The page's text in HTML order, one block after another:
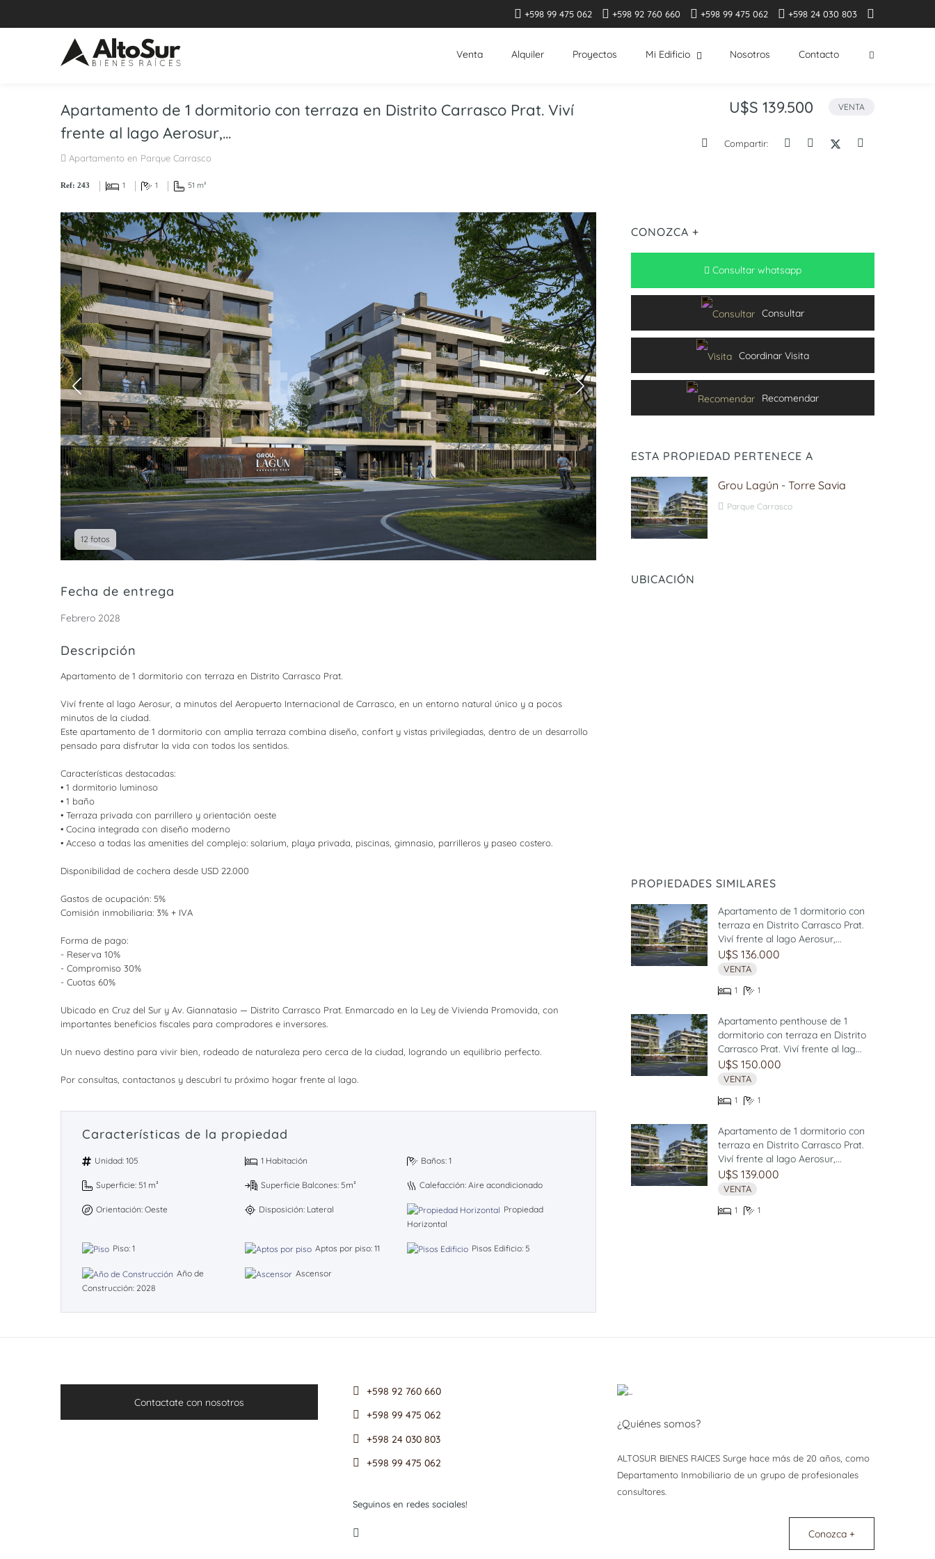
+598 99 475 062 +598 92 760 660 +598 99 475 062 +598 24 030 803
Venta Alquiler Proyectos Mi Edificio Nosotros Contacto
Apartamento de 1 dormitorio con terraza en Distrito Carrasco Prat. Viví
frente al lago Aerosur,...
Apartamento en Parque Carrasco
Ref: 243 1 1 51 m²
U$S 139.500 VENTA
Compartir:
12 fotos
Fecha de entrega
Febrero 2028
Descripción
Apartamento de 1 dormitorio con terraza en Distrito Carrasco Prat.
Viví frente al lago Aerosur, a minutos del Aeropuerto Internacional de Carrasco, en un entorno natural único y a pocos
minutos de la ciudad.
Este apartamento de 1 dormitorio con amplia terraza combina diseño, confort y vistas privilegiadas, dentro de un desarrollo
pensado para disfrutar la vida con todos los sentidos.
Características destacadas:
• 1 dormitorio luminoso
• 1 baño
• Terraza privada con parrillero y orientación oeste
• Cocina integrada con diseño moderno
• Acceso a todas las amenities del complejo: solarium, playa privada, piscinas, gimnasio, parrilleros y paseo costero.
Disponibilidad de cochera desde USD 22.000
Gastos de ocupación: 5%
Comisión inmobiliaria: 3% + IVA
Forma de pago:
- Reserva 10%
- Compromiso 30%
- Cuotas 60%
Ubicado en Cruz del Sur y Av. Giannatasio — Distrito Carrasco Prat. Enmarcado en la Ley de Vivienda Promovida, con
importantes beneficios fiscales para compradores e inversores.
Un nuevo destino para vivir bien, rodeado de naturaleza pero cerca de la ciudad, logrando un equilibrio perfecto.
Por consultas, contactanos y descubrí tu próximo hogar frente al lago.
Características de la propiedad
Unidad: 105 1 Habitación Baños: 1
Superficie: 51 m² Superficie Balcones: 5m² Calefacción: Aire acondicionado
Orientación: Oeste Disposición: Lateral
Propiedad
Horizontal
Piso: 1 Aptos por piso: 11 Pisos Edificio: 5
Año de
Construcción: 2028
Ascensor
CONOZCA +
Consultar whatsapp
Consultar
Coordinar Visita
Recomendar
ESTA PROPIEDAD PERTENECE A
Grou Lagún - Torre Savia
Parque Carrasco
UBICACIÓN
PROPIEDADES SIMILARES
Apartamento de 1 dormitorio con
terraza en Distrito Carrasco Prat.
Viví frente al lago Aerosur,...
U$S 136.000
VENTA
1 1
Apartamento penthouse de 1
dormitorio con terraza en Distrito
Carrasco Prat. Viví frente al lag...
U$S 150.000
VENTA
1 1
Apartamento de 1 dormitorio con
terraza en Distrito Carrasco Prat.
Viví frente al lago Aerosur,...
U$S 139.000
VENTA
1 1
Contactate con nosotros
+598 92 760 660
+598 99 475 062
+598 24 030 803
+598 99 475 062
Seguinos en redes sociales!
¿Quiénes somos?
ALTOSUR BIENES RAICES Surge hace más de 20 años, como
Departamento Inmobiliario de un grupo de profesionales
consultores.
Conozca +